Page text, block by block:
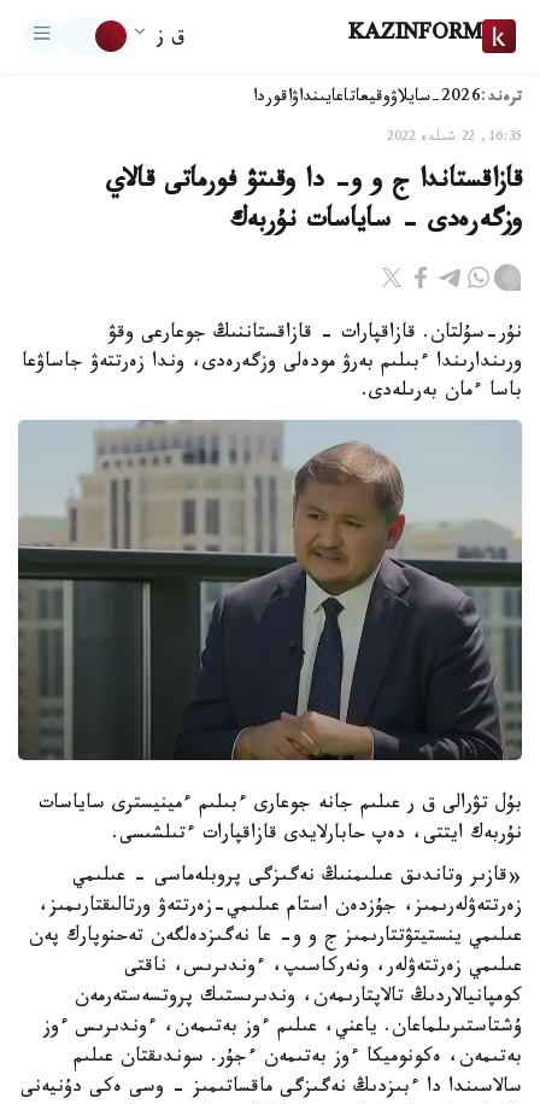
KAZINFORM ق ز
ترەند:2026-سايلاۋ وقيعاتاعايىنداۋاقوردا
16:35, 22 شىلدە 2022
قازاقستاندا ج و و- دا وقىتۋ فورماتى قالاي
وزگەرەدى - ساياسات نۇربەك
نۇر-سۇلتان. قازاقپارات - قازاقستاننىڭ جوعارعى وقۋ
ورىندارىندا ءبىلىم بەرۋ مودەلى وزگەرەدى، وندا زەرتتەۋ جاساۋعا
باسا ءمان بەرىلەدى.
بۇل تۋرالى ق ر عىلىم جانە جوعارى ءبىلىم ءمينيسترى ساياسات
نۇربەك ايتتى، دەپ حابارلايدى قازاقپارات ءتىلشىسى.
«قازىر وتاندىق عىلىمنىڭ نەگىزگى پروبلەماسى - عىلىمي
زەرتتەۋلەرىمىز، جۇزدەن استام عىلىمي-زەرتتەۋ ورتالىقتارىمىز،
عىلىمي ينستيتۋتتارىمىز ج و و- عا نەگىزدەلگەن تەحنوپارك پەن
عىلىمي زەرتتەۋلەر، ونەركاسىپ، ءوندىرىس، ناقتى
كومپانيالاردىڭ تالاپتارىمەن، وندىرىستىك پروتسەستەرمەن
ۇشتاستىرىلماعان. ياعني، عىلىم ءوز بەتىمەن، ءوندىرىس ءوز
بەتىمەن، ەكونوميكا ءوز بەتىمەن ءجۇر. سوندىقتان عىلىم
سالاسىندا دا ءبىزدىڭ نەگىزگى ماقساتىمىز - وسى ەكى دۇنيەنى